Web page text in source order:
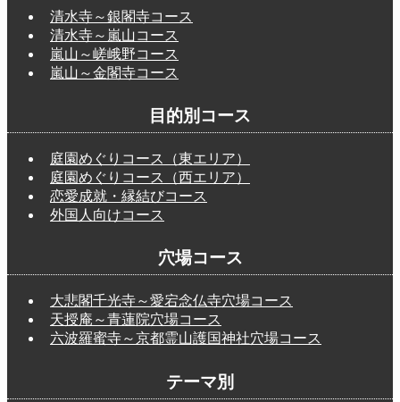
清水寺～銀閣寺コース
清水寺～嵐山コース
嵐山～嵯峨野コース
嵐山～金閣寺コース
目的別コース
庭園めぐりコース（東エリア）
庭園めぐりコース（西エリア）
恋愛成就・縁結びコース
外国人向けコース
穴場コース
大悲閣千光寺～愛宕念仏寺穴場コース
天授庵～青蓮院穴場コース
六波羅蜜寺～京都霊山護国神社穴場コース
テーマ別